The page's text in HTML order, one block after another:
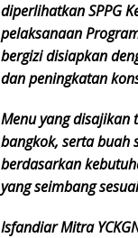
diperlihatkan SPPG
pelaksanaan
bergizi disiapkan
dan peningkatan
Menu yang disajikan
bangkok, serta buah
berdasarkan
yang seimbang
Isfandiar Mitra